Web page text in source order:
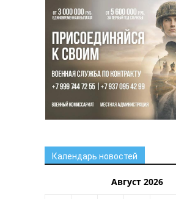
Календарь новостей
Август 2026